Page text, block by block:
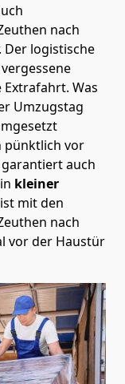
nach
Der logistische
vergessene
Was
Umzugstag
pünktlich vor
auch
kleiner
mit den
nach
vor der Haustür